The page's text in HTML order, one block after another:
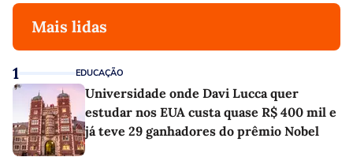
Mais lidas
1 EDUCAÇÃO
Universidade onde Davi Lucca quer
estudar nos EUA custa quase R$ 400 mil e
já teve 29 ganhadores do prêmio Nobel